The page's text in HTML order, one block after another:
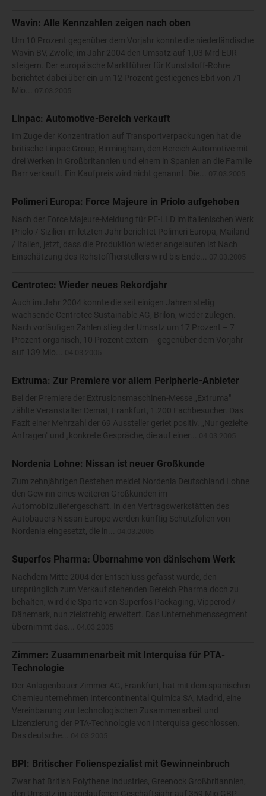
Wavin: Alle Kennzahlen zeigen nach oben
Um 10 Prozent gegenüber dem Vorjahr konnte die niederländische
Wavin BV, Zwolle, im Jahr 2004 den Umsatz auf 1,03 Mrd EUR
steigern. Der europäische Marktführer für Kunststoff-Rohre
berichtet dabei über ein um 12 Prozent gestiegenes Ebit von 71
Mio...
Linpac: Automotive-Bereich verkauft
Im Zuge der Konzentration auf Transportverpackungen hat die
britische Linpac Group, Birmingham, den Bereich Automotive mit
drei Werken in Großbritannien und einem in Spanien an die Familie
Barr verkauft. Ein Kaufpreis wird nicht genannt. Die...
Polimeri Europa: Force Majeure in Priolo aufgehoben
Nach der Force Majeure-Meldung für PE-LLD im italienischen Werk
Priolo / Sizilien im letzten Jahr berichtet Polimeri Europa, Mailand
/ Italien, jetzt, dass die Produktion wieder angelaufen ist Nach
Einschätzung des Rohstoffherstellers wird bis Ende...
Centrotec: Wieder neues Rekordjahr
Auch im Jahr 2004 konnte die seit einigen Jahren stetig
wachsende Centrotec Sustainable AG, Brilon, wieder zulegen.
Nach vorläufigen Zahlen stieg der Umsatz um 17 Prozent – 7
Prozent organisch, 10 Prozent extern – gegenüber dem Vorjahr
auf 139 Mio...
Extruma: Zur Premiere vor allem Peripherie-Anbieter
Bei der Premiere der Extrusionsmaschinen-Messe „Extruma"
zählte Veranstalter Demat, Frankfurt, 1.200 Fachbesucher. Das
Fazit einer Mehrzahl der 69 Aussteller geriet positiv. „Nur gezielte
Anfragen" und „konkrete Gespräche, die auf einer...
Nordenia Lohne: Nissan ist neuer Großkunde
Zum zehnjährigen Bestehen meldet Nordenia Deutschland Lohne
den Gewinn eines weiteren Großkunden im
Automobilzuliefergeschäft. In den Vertragswerkstätten des
Autobauers Nissan Europe werden künftig Schutzfolien von
Nordenia eingesetzt, die in...
Superfos Pharma: Übernahme von dänischem Werk
Nachdem Mitte 2004 der Entschluss gefasst wurde, den
ursprünglich zum Verkauf stehenden Bereich Pharma doch zu
behalten, wird die Sparte von Superfos Packaging, Vipperod /
Dänemark, nun zielstrebig erweitert. Das Unternehmenssegment
übernimmt das...
Zimmer: Zusammenarbeit mit Interquisa für PTA-
Technologie
Der Anlagenbauer Zimmer AG, Frankfurt, hat mit dem spanischen
Chemieunternehmen Intercontinental Quimica SA, Madrid, eine
Vereinbarung zur technologischen Zusammenarbeit und
Lizenzierung der PTA-Technologie von Interquisa geschlossen.
Das deutsche...
BPI: Britischer Folienspezialist mit Gewinneinbruch
Zwar hat British Polythene Industries, Greenock Großbritannien,
den Umsatz im abgelaufenen Geschäftsjahr auf 359 Mio GBP –